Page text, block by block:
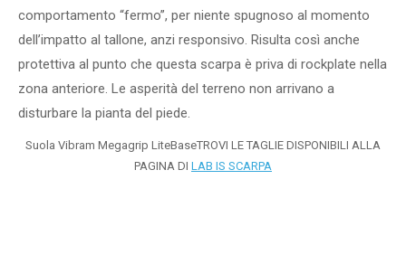
comportamento “fermo”, per niente spugnoso al momento
dell’impatto al tallone, anzi responsivo. Risulta così anche
protettiva al punto che questa scarpa è priva di rockplate nella
zona anteriore. Le asperità del terreno non arrivano a
disturbare la pianta del piede.
Suola Vibram Megagrip LiteBaseTROVI LE TAGLIE DISPONIBILI ALLA
PAGINA DI LAB IS SCARPA